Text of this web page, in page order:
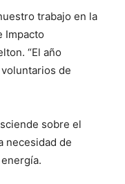
trabajo en la
Impacto
“El año
de
sobre el
necesidad de